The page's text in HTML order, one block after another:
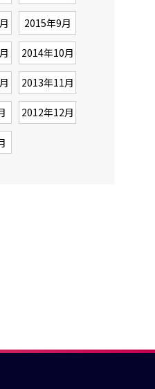
2015年9月
2014年10月
2013年11月
2012年12月